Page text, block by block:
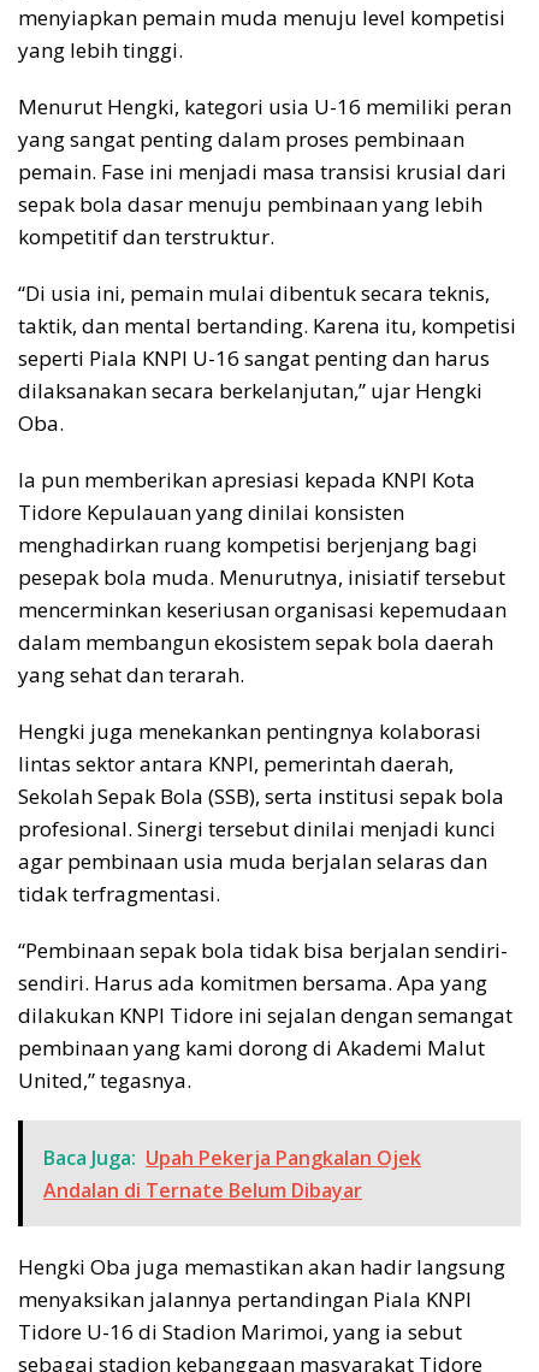
menyiapkan pemain muda menuju level kompetisi
yang lebih tinggi.
Menurut Hengki, kategori usia U-16 memiliki peran
yang sangat penting dalam proses pembinaan
pemain. Fase ini menjadi masa transisi krusial dari
sepak bola dasar menuju pembinaan yang lebih
kompetitif dan terstruktur.
“Di usia ini, pemain mulai dibentuk secara teknis,
taktik, dan mental bertanding. Karena itu, kompetisi
seperti Piala KNPI U-16 sangat penting dan harus
dilaksanakan secara berkelanjutan,” ujar Hengki
Oba.
Ia pun memberikan apresiasi kepada KNPI Kota
Tidore Kepulauan yang dinilai konsisten
menghadirkan ruang kompetisi berjenjang bagi
pesepak bola muda. Menurutnya, inisiatif tersebut
mencerminkan keseriusan organisasi kepemudaan
dalam membangun ekosistem sepak bola daerah
yang sehat dan terarah.
Hengki juga menekankan pentingnya kolaborasi
lintas sektor antara KNPI, pemerintah daerah,
Sekolah Sepak Bola (SSB), serta institusi sepak bola
profesional. Sinergi tersebut dinilai menjadi kunci
agar pembinaan usia muda berjalan selaras dan
tidak terfragmentasi.
“Pembinaan sepak bola tidak bisa berjalan sendiri-
sendiri. Harus ada komitmen bersama. Apa yang
dilakukan KNPI Tidore ini sejalan dengan semangat
pembinaan yang kami dorong di Akademi Malut
United,” tegasnya.
Baca Juga: Upah Pekerja Pangkalan Ojek
Andalan di Ternate Belum Dibayar
Hengki Oba juga memastikan akan hadir langsung
menyaksikan jalannya pertandingan Piala KNPI
Tidore U-16 di Stadion Marimoi, yang ia sebut
sebagai stadion kebanggaan masyarakat Tidore